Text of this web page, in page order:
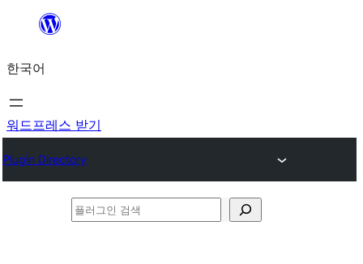
츠
로
바
가
한국어
워드프레스 받기
Plugin Directory
플